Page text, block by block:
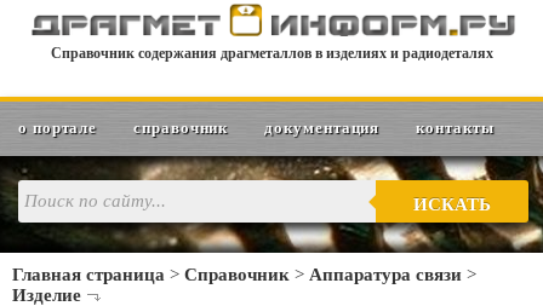
Справочник содержания драгметаллов в изделиях и радиодеталях
о портале справочник документация контакты
ИСКАТЬ
Главная страница > Справочник > Аппаратура связи >
Изделие